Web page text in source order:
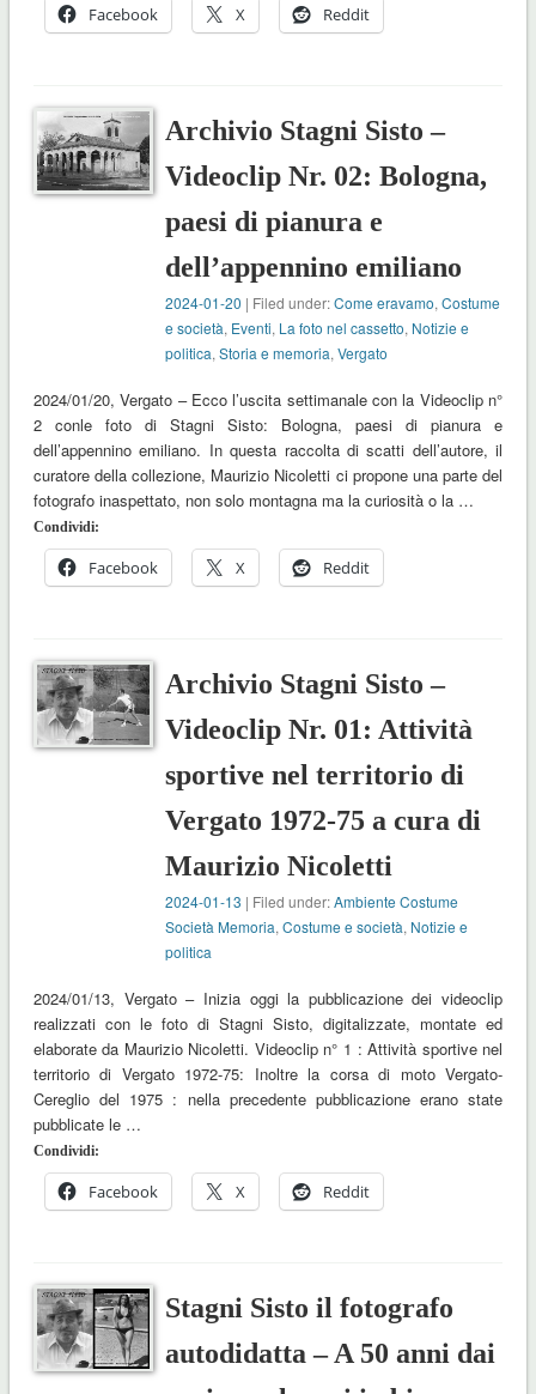
Facebook X Reddit
Archivio Stagni Sisto –
Videoclip Nr. 02: Bologna,
paesi di pianura e
dell’appennino emiliano
2024-01-20 | Filed under:Come eravamo,Costume
e società, Eventi, La foto nel cassetto, Notizie e
politica,Storia e memoria,Vergato
2024/01/20, Vergato – Ecco l’uscita settimanale con la Videoclip n°
2 conle foto di Stagni Sisto: Bologna, paesi di pianura e
dell’appennino emiliano. In questa raccolta di scatti dell’autore, il
curatore della collezione, Maurizio Nicoletti ci propone una parte del
fotografo inaspettato, non solo montagna ma la curiosità o la …
Condividi:
Facebook X Reddit
Archivio Stagni Sisto –
Videoclip Nr. 01: Attività
sportive nel territorio di
Vergato 1972-75 a cura di
Maurizio Nicoletti
2024-01-13 | Filed under:Ambiente Costume
Società Memoria,Costume e società, Notizie e
politica
2024/01/13, Vergato – Inizia oggi la pubblicazione dei videoclip
realizzati con le foto di Stagni Sisto, digitalizzate, montate ed
elaborate da Maurizio Nicoletti. Videoclip n° 1 : Attività sportive nel
territorio di Vergato 1972-75: Inoltre la corsa di moto Vergato-
Cereglio del 1975 : nella precedente pubblicazione erano state
pubblicate le …
Condividi:
Facebook X Reddit
Stagni Sisto il fotografo
autodidatta – A 50 anni dai